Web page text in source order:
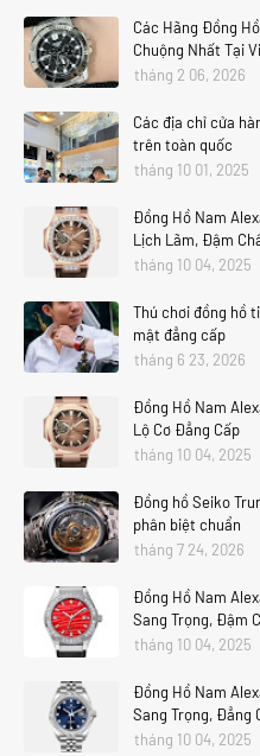
Các Hãng Đồng
Chuộng Nhất Tại
tháng 2 06, 2026
Các địa chỉ cửa
trên toàn quốc
tháng 10 01, 2025
Đồng Hồ Nam
Lịch Lãm, Đậm
tháng 10 04, 2025
Thú chơi đồng hồ
mật đẳng cấp
tháng 6 23, 2026
Đồng Hồ Nam
Lộ Cơ Đẳng Cấp
tháng 10 04, 2025
Đồng hồ Seiko
phân biệt chuẩn
tháng 7 24, 2026
Đồng Hồ Nam
Sang Trọng, Đậm
tháng 10 04, 2025
Đồng Hồ Nam
Sang Trọng, Đẳng
tháng 10 04, 2025